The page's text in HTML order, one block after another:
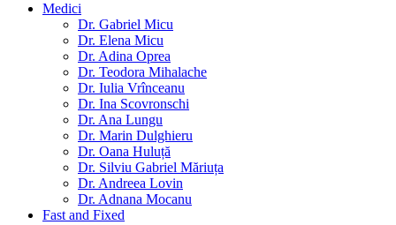
Medici
Dr. Gabriel Micu
Dr. Elena Micu
Dr. Adina Oprea
Dr. Teodora Mihalache
Dr. Iulia Vrînceanu
Dr. Ina Scovronschi
Dr. Ana Lungu
Dr. Marin Dulghieru
Dr. Oana Huluță
Dr. Silviu Gabriel Măriuța
Dr. Andreea Lovin
Dr. Adnana Mocanu
Fast and Fixed